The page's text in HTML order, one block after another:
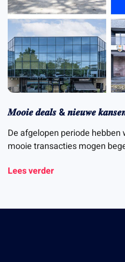
𝑴𝒐𝒐𝒊𝒆 𝒅𝒆𝒂𝒍𝒔 & 𝒏𝒊𝒆𝒖𝒘𝒆
De afgelopen periode hebben
mooie transacties mogen
Lees verder